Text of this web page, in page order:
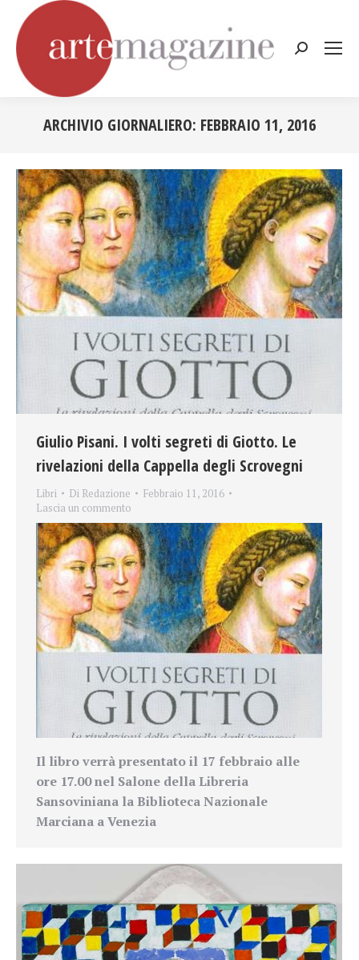
Cerca:
ARCHIVIO GIORNALIERO: FEBBRAIO 11, 2016
Giulio Pisani. I volti segreti di Giotto. Le
rivelazioni della Cappella degli Scrovegni
Libri Di Redazione
Febbraio 11, 2016
Lascia un commento
Il libro verrà presentato il 17 febbraio alle
ore 17.00 nel Salone della Libreria
Sansoviniana la Biblioteca Nazionale
Marciana a Venezia